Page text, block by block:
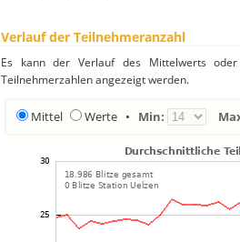
Verlauf der Teilnehmeranzahl
Es kann der Verlauf des Mittelwerts
Teilnehmerzahlen angezeigt werden.
Mittel Werte • Min: